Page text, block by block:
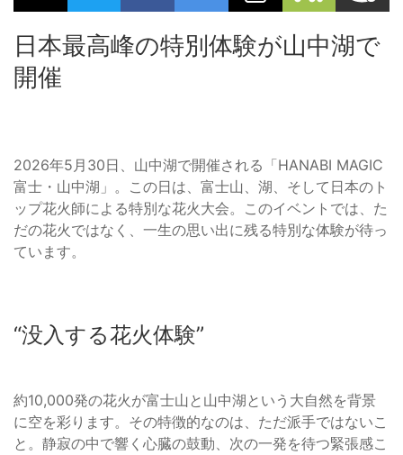
日本最高峰の特別体験が山中湖で
開催
2026年5月30日、山中湖で開催される「HANABI MAGIC
富士・山中湖」。この日は、富士山、湖、そして日本のト
ップ花火師による特別な花火大会。このイベントでは、た
だの花火ではなく、一生の思い出に残る特別な体験が待っ
ています。
“没入する花火体験”
約10,000発の花火が富士山と山中湖という大自然を背景
に空を彩ります。その特徴的なのは、ただ派手ではないこ
と。静寂の中で響く心臓の鼓動、次の一発を待つ緊張感こ